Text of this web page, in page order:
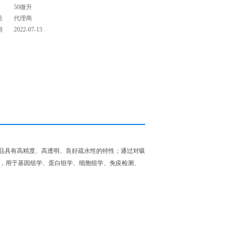
50微升
代理商
2022-07-13
具有高精度、高透明、良好疏水性的特性；通过对吸
于基因组学、蛋白组学、细胞组学、免疫检测、